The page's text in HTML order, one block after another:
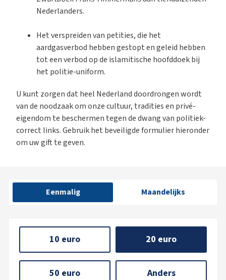
Nederlanders.
Het verspreiden van petities, die het
aardgasverbod hebben gestopt en geleid hebben
tot een verbod op de islamitische hoofddoek bij
het politie-uniform.
U kunt zorgen dat heel Nederland doordrongen wordt
van de noodzaak om onze cultuur, tradities en privé-
eigendom te beschermen tegen de dwang van politiek-
correct links. Gebruik het beveiligde formulier hieronder
om uw gift te geven.
Eenmalig Maandelijks
10 euro 20 euro
50 euro Anders